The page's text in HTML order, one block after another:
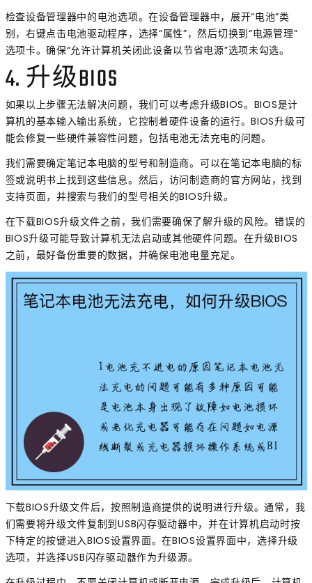
检查设备管理器中的电池选项。在设备管理器中，展开“电池”类
别，右键点击电池驱动程序，选择“属性”，然后切换到“电源管理”
选项卡。确保“允许计算机关闭此设备以节省电源”选项未勾选。
4. 升级BIOS
如果以上步骤无法解决问题，我们可以考虑升级BIOS。BIOS是计
算机的基本输入输出系统，它控制着硬件设备的运行。BIOS升级可
能会修复一些硬件兼容性问题，包括电池无法充电的问题。
我们需要确定笔记本电脑的型号和制造商。可以在笔记本电脑的标
签或说明书上找到这些信息。然后，访问制造商的官方网站，找到
支持页面，并搜索与我们的型号相关的BIOS升级。
在下载BIOS升级文件之前，我们需要确保了解升级的风险。错误的
BIOS升级可能导致计算机无法启动或其他硬件问题。在升级BIOS
之前，最好备份重要的数据，并确保电池电量充足。
下载BIOS升级文件后，按照制造商提供的说明进行升级。通常，我
们需要将升级文件复制到USB闪存驱动器中，并在计算机启动时按
下特定的按键进入BIOS设置界面。在BIOS设置界面中，选择升级
选项，并选择USB闪存驱动器作为升级源。